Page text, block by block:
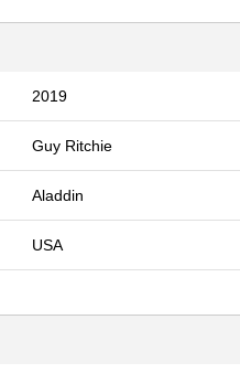
2019
Guy Ritchie
Aladdin
USA